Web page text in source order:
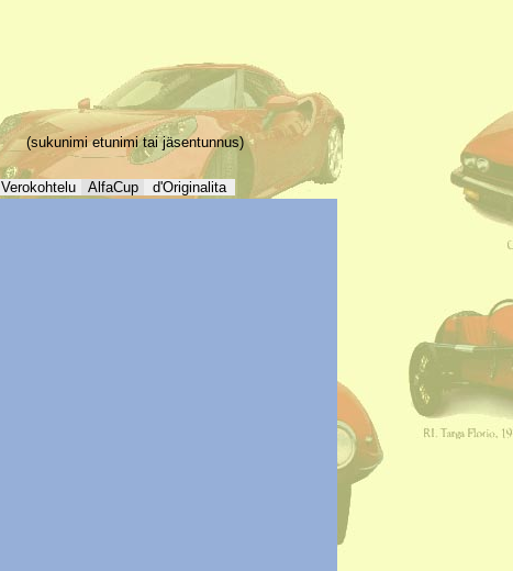
(sukunimi etunimi tai jäsentunnus)
Verokohtelu AlfaCup d'Originalita